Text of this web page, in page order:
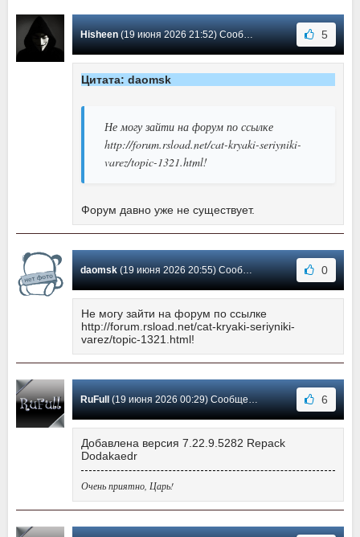
Hisheen(19 июня 2026 21:52) Сообщение #4133 5
Цитата: daomsk
Не могу зайти на форум по ссылке
http://forum.rsload.net/cat-kryaki-seriyniki-
varez/topic-1321.html!
Форум давно уже не существует.
daomsk(19 июня 2026 20:55) Сообщение #4132 0
Не могу зайти на форум по ссылке
http://forum.rsload.net/cat-kryaki-seriyniki-
varez/topic-1321.html!
RuFull (19 июня 2026 00:29) Сообщение #4131 6
Добавлена версия 7.22.9.5282 Repack
Dodakaedr
Очень приятно, Царь!